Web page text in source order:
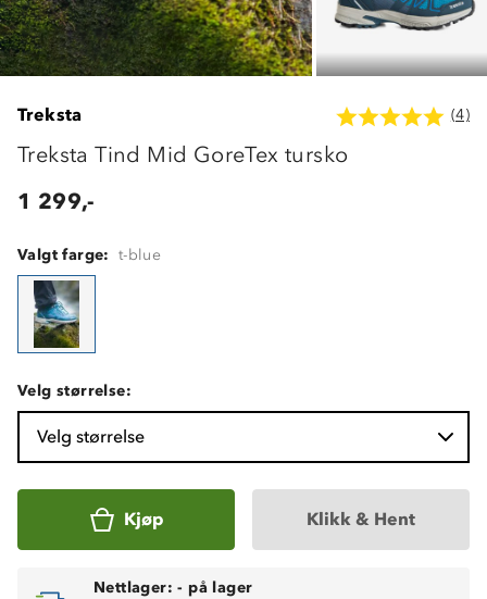
Treksta (4)
Treksta Tind Mid GoreTex tursko
1 299,-
Valgt farge: t-blue
Velg størrelse:
Velg størrelse
Kjøp Klikk & Hent
Nettlager: - på lager